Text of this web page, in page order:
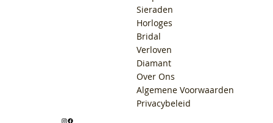
Sieraden
Horloges
Bridal
Verloven
Diamant
Over Ons
Algemene Voorwaarden
Privacybeleid